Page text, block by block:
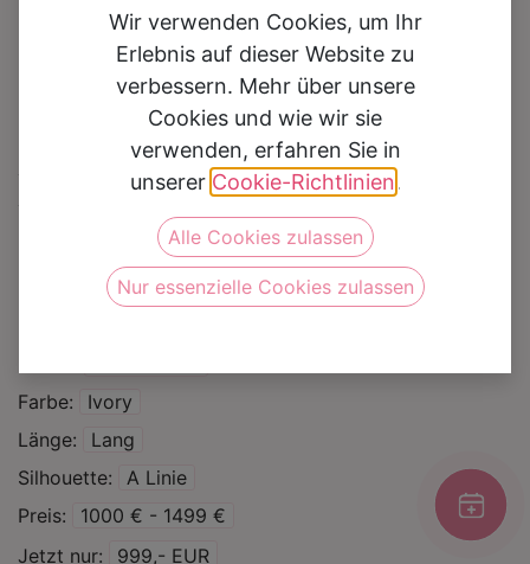
Brautkleid 2051
Auf die Wunschliste
Farbe
Ivory
Länge
Lang
Silhouette
A Linie
Preis
1000 € - 1499 €
Jetzt nur
999,- EUR
Wir verwenden Cookies, um Ihr
Erlebnis auf dieser Website zu
verbessern. Mehr über unsere
Cookies und wie wir sie
verwenden, erfahren Sie in
unserer Cookie-Richtlinien.
Alle Cookies zulassen
Nur essenzielle Cookies zulassen